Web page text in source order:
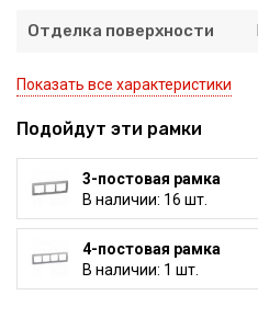
Отделка поверхности
Показать все характеристики
Подойдут эти рамки
3-постовая рамка
В наличии: 16 шт.
4-постовая рамка
В наличии: 1 шт.